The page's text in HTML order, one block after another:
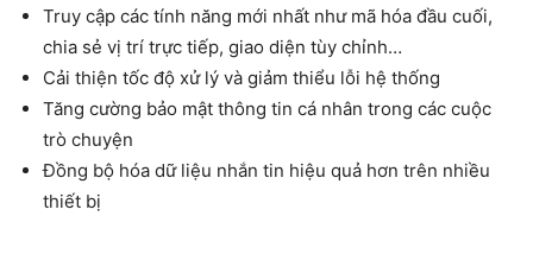
Truy cập các tính năng mới nhất như mã hóa đầu cuối,
chia sẻ vị trí trực tiếp, giao diện tùy chỉnh…
Cải thiện tốc độ xử lý và giảm thiểu lỗi hệ thống
Tăng cường bảo mật thông tin cá nhân trong các cuộc
trò chuyện
Đồng bộ hóa dữ liệu nhắn tin hiệu quả hơn trên nhiều
thiết bị